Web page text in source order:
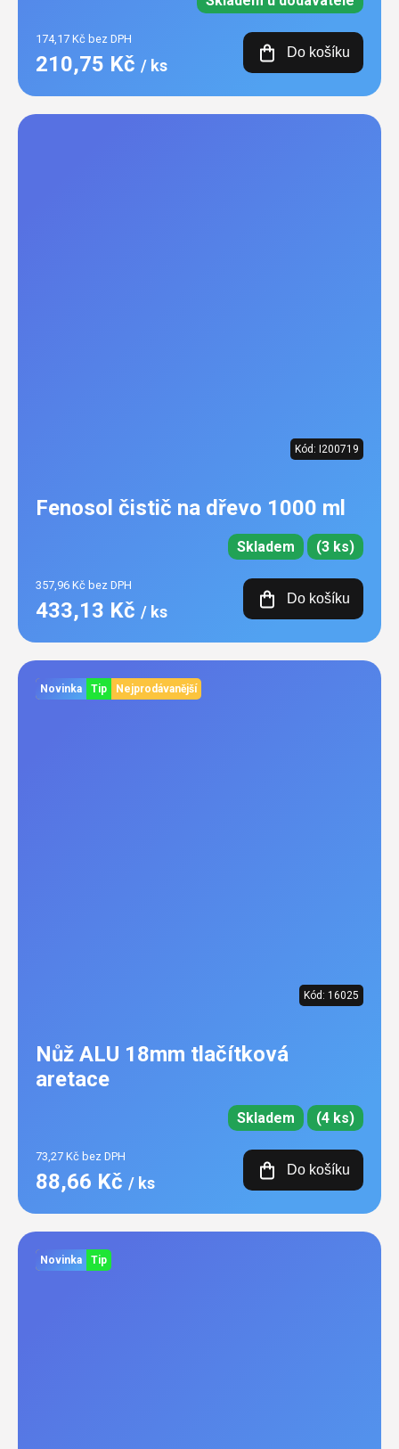
174,17 Kč bez DPH
210,75 Kč / ks
Do košíku
Kód: I200719
Fenosol čistič na dřevo 1000 ml
Skladem (3 ks)
357,96 Kč bez DPH
433,13 Kč / ks
Do košíku
Novinka Tip Nejprodávanější
Kód: 16025
Nůž ALU 18mm tlačítková
aretace
Skladem (4 ks)
73,27 Kč bez DPH
88,66 Kč / ks
Do košíku
Novinka Tip